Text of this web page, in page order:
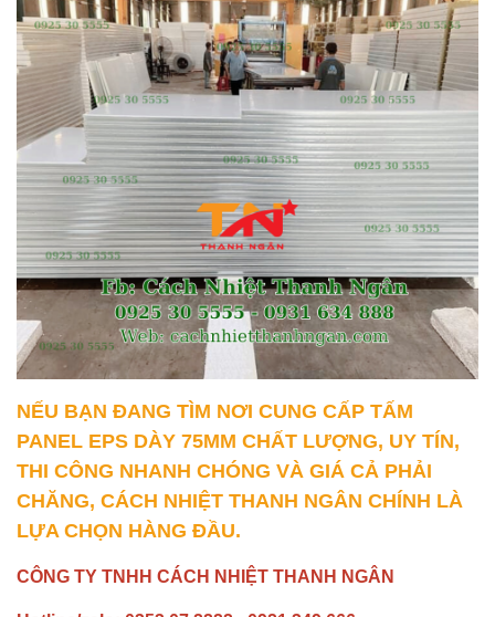
NẾU BẠN ĐANG TÌM NƠI CUNG CẤP TẤM
PANEL EPS DÀY 75MM CHẤT LƯỢNG, UY TÍN,
THI CÔNG NHANH CHÓNG VÀ GIÁ CẢ PHẢI
CHĂNG, CÁCH NHIỆT THANH NGÂN CHÍNH LÀ
LỰA CHỌN HÀNG ĐẦU.
CÔNG TY TNHH CÁCH NHIỆT THANH NGÂN